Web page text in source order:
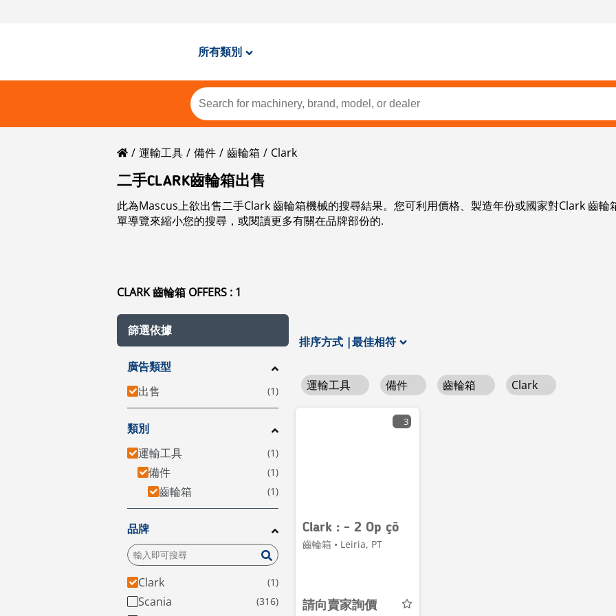
所有類別
運輸工具 備件 齒輪箱
Clark
二手CLARK齒輪箱出售
此為Mascus上欲出售二手Clark 齒輪箱機械的搜尋結果。您可利用價格、製造年份或國家對Clark 齒
單導覽來縮小您的搜尋，或閱讀更多有關在品牌部份的.
CLARK 齒輪箱 OFFERS : 1
篩選依據
廣告類型
出售
類別
運輸工具
備件
齒輪箱
品牌
Clark
Scania
排序方式 |最佳相符
運輸工具 備件 齒輪箱 Clark
3
Clark : - 2 Op çõ
齒輪箱 • Leiria, PT
請向賣家詢價